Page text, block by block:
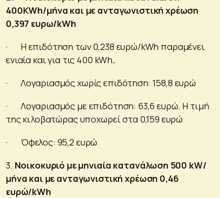
400ΚWh/μήνα και με ανταγωνιστική χρέωση
0,397 ευρω/kWh
· Η επιδότηση των 0,238 ευρώ/kWh παραμένει
ενιαία και για τις 400 kWh.
· Λογαριασμός χωρίς επιδότηση: 158,8 ευρώ
· Λογαριασμός με επιδότηση: 63,6 ευρώ. Η τιμή
της κιλοβατώρας υποχωρεί στα 0,159 ευρώ
· Όφελος: 95,2 ευρώ
3. Νοικοκυριό με μηνιαία κατανάλωση 500 kW/
μήνα και με ανταγωνιστική χρέωση 0,46
ευρώ/kWh